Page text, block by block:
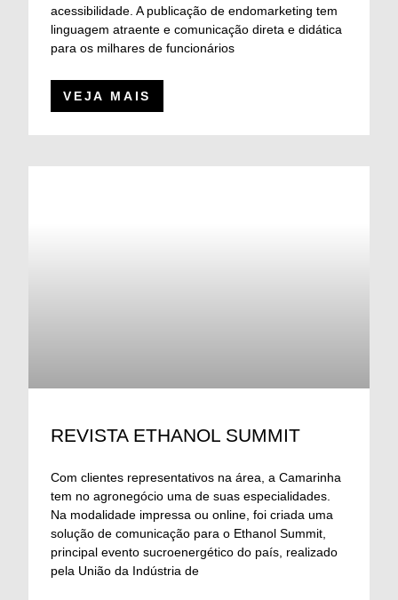
acessibilidade. A publicação de endomarketing tem
linguagem atraente e comunicação direta e didática
para os milhares de funcionários
VEJA MAIS
REVISTA ETHANOL SUMMIT
Com clientes representativos na área, a Camarinha
tem no agronegócio uma de suas especialidades.
Na modalidade impressa ou online, foi criada uma
solução de comunicação para o Ethanol Summit,
principal evento sucroenergético do país, realizado
pela União da Indústria de